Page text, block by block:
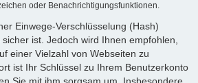
oder Benachrichtigungsfunktionen.
Einwege-Verschlüsselung (Hash)
ist. Jedoch wird Ihnen empfohlen,
einer Vielzahl von Webseiten zu
ist Ihr Schlüssel zu Ihrem Benutzerkonto